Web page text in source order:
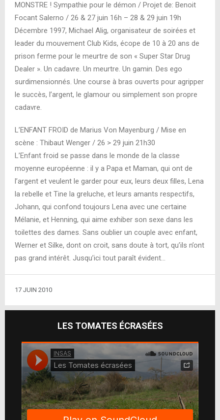
MONSTRE ! Sympathie pour le démon / Projet de: Benoit
Focant Salerno / 26 & 27 juin 16h – 28 & 29 juin 19h
Décembre 1997, Michael Alig, organisateur de soirées et
leader du mouvement Club Kids, écope de 10 à 20 ans de
prison ferme pour le meurtre de son « Super Star Drug
Dealer ». Un cadavre. Un meurtre. Un gamin. Des ego
surdimensionnés. Une course à bras ouverts pour agripper
le succès, l’argent, le glamour ou simplement son propre
cadavre.
L’ENFANT FROID de Marius Von Mayenburg / Mise en
scène : Thibaut Wenger / 26 > 29 juin 21h30
L’Enfant froid se passe dans le monde de la classe
moyenne européenne : il y a Papa et Maman, qui ont de
l’argent et veulent le garder pour eux, leurs deux filles, Lena
la rebelle et Tine la greluche, et leurs amants respectifs,
Johann, qui confond toujours Lena avec une certaine
Mélanie, et Henning, qui aime exhiber son sexe dans les
toilettes des dames. Sans oublier un couple avec enfant,
Werner et Silke, dont on croit, sans doute à tort, qu’ils n’ont
pas grand intérêt. Jusqu’ici tout paraît évident…
17 JUIN 2010
LES TOMATES ÉCRASÉES